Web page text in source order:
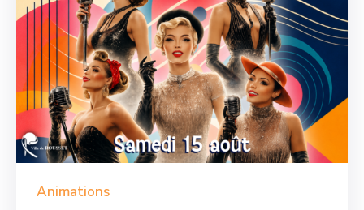
Animations